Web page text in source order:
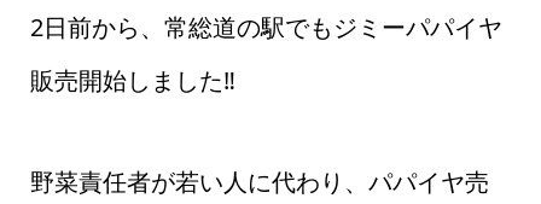
2日前から、常総道の駅でもジミーパパイヤ
販売開始しました‼️
野菜責任者が若い人に代わり、パパイヤ売